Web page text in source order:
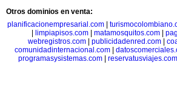
Otros dominios en venta:
planificacionempresarial.com
limpiapisos.com| matamosquitos.com|
webregistros.com| publicidadenred.com|
comunidadinternacional.com
programasysistemas.com
reservatusviajes.com